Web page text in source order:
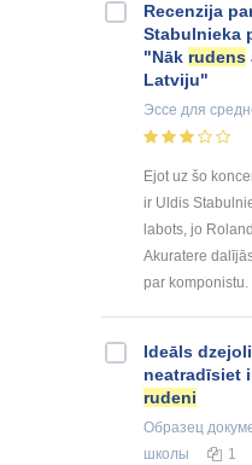
Recenzija
Stabulnieka
"Nāk rudens
Latviju"
Эссе для
Ejot uz šo
ir Uldis
labots, jo
Akuratere
par
Ideāls
neatradīsiet
rudeni
Образец
школы
1